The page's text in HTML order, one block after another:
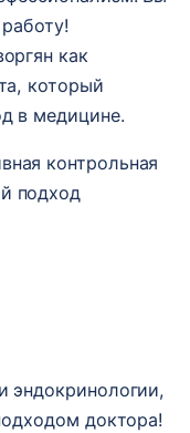
как
который
в медицине.
контрольная
подход
эндокринологии,
доктора!